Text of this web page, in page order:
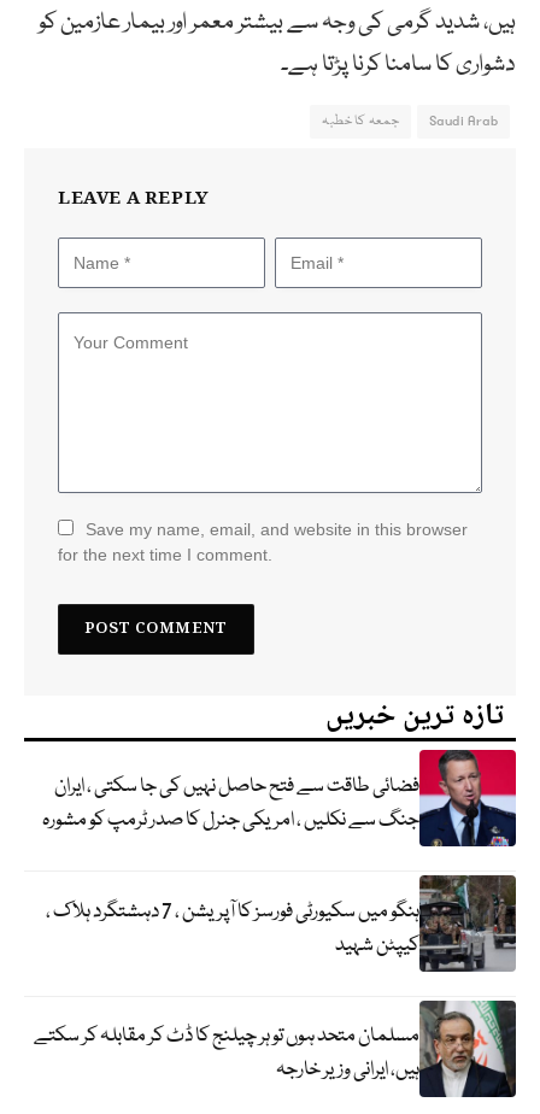
ہیں، شدید گرمی کی وجہ سے بیشتر معمر اور بیمار عازمین کو
دشواری کا سامنا کرنا پڑتا ہے۔
Saudi Arab جمعہ کا خطبہ
LEAVE A REPLY
Save my name, email, and website in this browser
for the next time I comment.
تازہ ترین خبریں
فضائی طاقت سے فتح حاصل نہیں کی جا سکتی ، ایران
جنگ سے نکلیں ، امریکی جنرل کا صدر ٹرمپ کو مشورہ
ہنگو میں سکیورٹی فورسز کا آپریشن ، 7 دہشتگرد ہلاک ،
کیپٹن شہید
مسلمان متحد ہوں تو ہر چیلنج کا ڈٹ کر مقابلہ کر سکتے
ہیں، ایرانی وزیر خارجہ